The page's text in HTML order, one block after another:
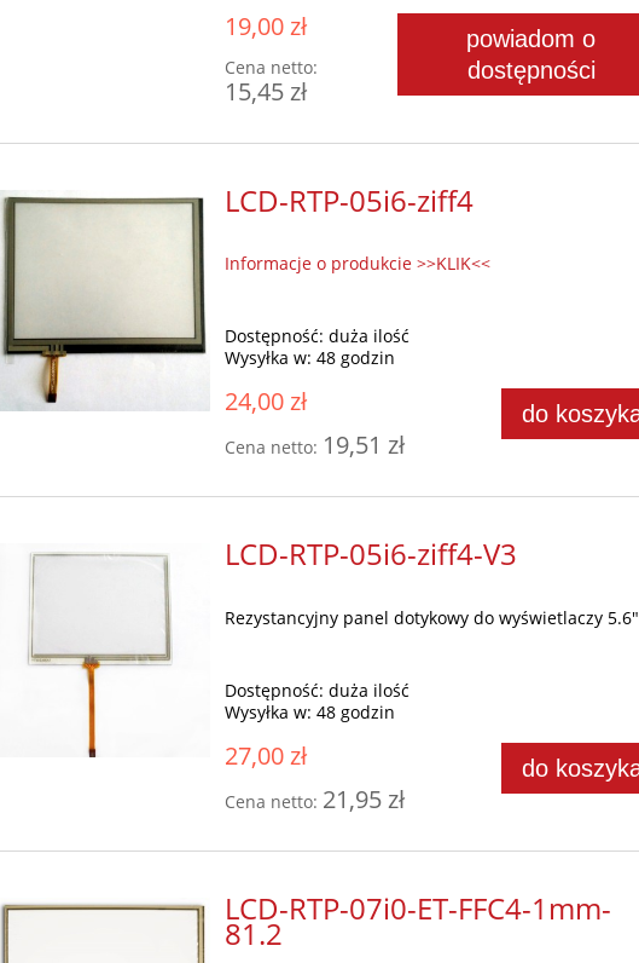
19,00 zł
Cena netto:
15,45 zł
powiadom o
dostępności
LCD-RTP-05i6-ziff4
Informacje o produkcie >>KLIK<<
Dostępność: duża ilość
Wysyłka w: 48 godzin
24,00 zł
Cena netto: 19,51 zł
do
LCD-RTP-05i6-ziff4-V3
Rezystancyjny panel dotykowy do wyświetlaczy 5.6"
Dostępność: duża ilość
Wysyłka w: 48 godzin
27,00 zł
Cena netto: 21,95 zł
do
LCD-RTP-07i0-ET-FFC4-1mm-
81.2